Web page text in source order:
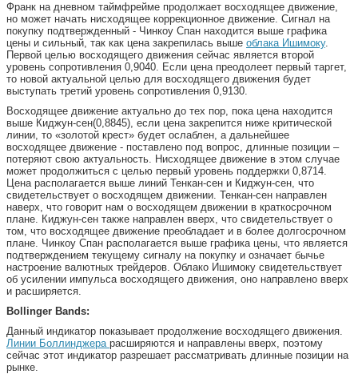
Франк на дневном таймфрейме продолжает восходящее движение,
но может начать нисходящее коррекционное движение. Сигнал на
покупку подтвержденный - Чинкоу Спан находится выше графика
цены и сильный, так как цена закрепилась выше облака Ишимоку.
Первой целью восходящего движения сейчас является второй
уровень сопротивления 0,9040. Если цена преодолеет первый таргет,
то новой актуальной целью для восходящего движения будет
выступать третий уровень сопротивления 0,9130.
Восходящее движение актуально до тех пор, пока цена находится
выше Киджун-сен(0,8845), если цена закрепится ниже критической
линии, то «золотой крест» будет ослаблен, а дальнейшее
восходящее движение - поставлено под вопрос, длинные позиции –
потеряют свою актуальность. Нисходящее движение в этом случае
может продолжиться с целью первый уровень поддержки 0,8714.
Цена располагается выше линий Тенкан-сен и Киджун-сен, что
свидетельствует о восходящем движении. Тенкан-сен направлен
наверх, что говорит нам о восходящем движении в краткосрочном
плане. Киджун-сен также направлен вверх, что свидетельствует о
том, что восходящее движение преобладает и в более долгосрочном
плане. Чинкоу Спан располагается выше графика цены, что является
подтверждением текущему сигналу на покупку и означает бычье
настроение валютных трейдеров. Облако Ишимоку свидетельствует
об усилении импульса восходящего движения, оно направлено вверх
и расширяется.
Bollinger Bands:
Данный индикатор показывает продолжение восходящего движения.
Линии Боллинджера расширяются и направлены вверх, поэтому
сейчас этот индикатор разрешает рассматривать длинные позиции на
рынке.